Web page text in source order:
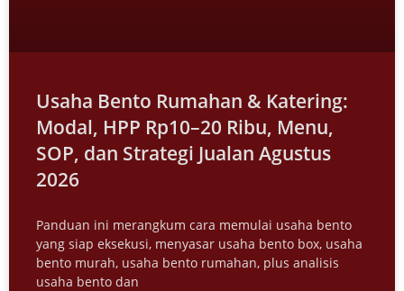
Usaha Bento Rumahan & Katering:
Modal, HPP Rp10–20 Ribu, Menu,
SOP, dan Strategi Jualan Agustus
2026
Panduan ini merangkum cara memulai usaha bento
yang siap eksekusi, menyasar usaha bento box, usaha
bento murah, usaha bento rumahan, plus analisis
usaha bento dan